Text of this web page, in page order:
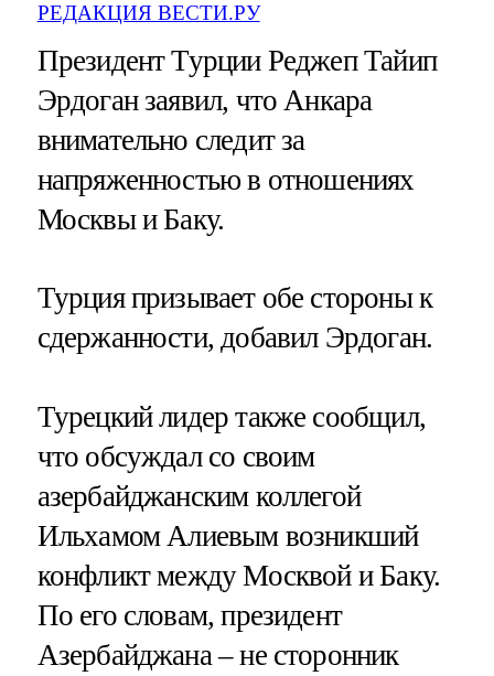
РЕДАКЦИЯ ВЕСТИ.РУ
Президент Турции Реджеп Тайип
Эрдоган заявил, что Анкара
внимательно следит за
напряженностью в отношениях
Москвы и Баку.
Турция призывает обе стороны к
сдержанности, добавил Эрдоган.
Турецкий лидер также сообщил,
что обсуждал со своим
азербайджанским коллегой
Ильхамом Алиевым возникший
конфликт между Москвой и Баку.
По его словам, президент
Азербайджана – не сторонник